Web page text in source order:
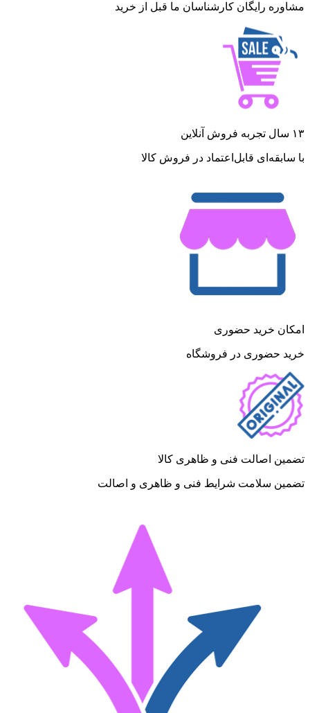
مشاوره رایگان کارشناسان ما قبل از خرید
۱۳ سال تجربه فروش آنلاین
با سابقه‌ای قابل‌اعتماد در فروش کالا
امکان خرید حضوری
خرید حضوری در فروشگاه
تضمین اصالت فنی و ظاهری کالا
تضمین سلامت شرایط فنی و ظاهری و اصالت